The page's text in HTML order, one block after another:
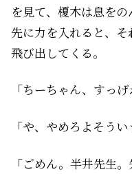
を見て、榎木は息を
先に力を入れると、
飛び出してくる。
「ちーちゃん、すっ
「や、やめろよそうい
「ごめん。半井先生